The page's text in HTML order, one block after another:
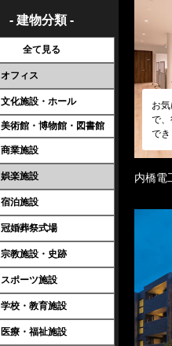
- 建物分類 -
全て見る
オフィス
文化施設・ホール
美術館・博物館・図書館
商業施設
娯楽施設
宿泊施設
冠婚葬祭式場
宗教施設・史跡
スポーツ施設
学校・教育施設
医療・福祉施設
お
で
で
内橋電